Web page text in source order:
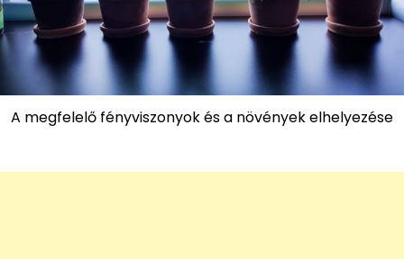
A megfelelő fényviszonyok és a növények elhelyezése